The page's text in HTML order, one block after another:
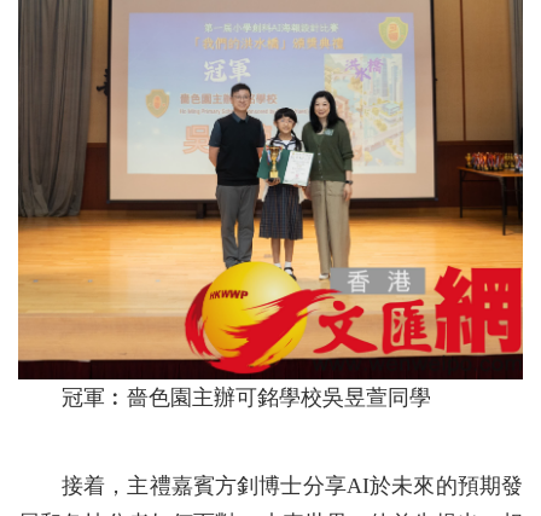
冠軍︰嗇色園主辦可銘學校吳昱萱同學
接着，主禮嘉賓方釗博士分享AI於未來的預期發